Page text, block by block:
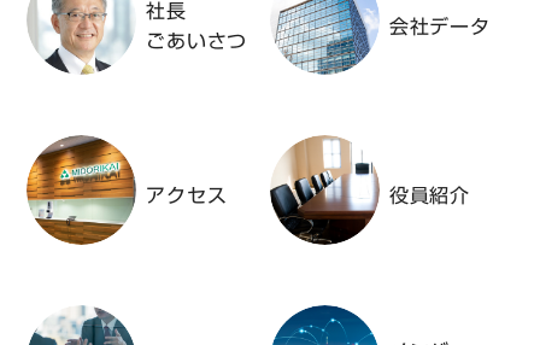
社長
ごあいさつ
会社データ
アクセス 役員紹介